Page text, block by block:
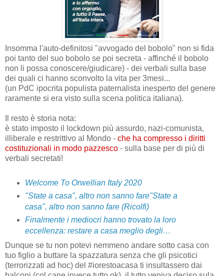
Insomma l'auto-definitosi "avvogado del bobolo" non si fida
poi tanto del suo bobolo se poi secreta - affinché il bobolo
non li possa conoscere/giudicare) - dei verbali sulla base
dei quali ci hanno sconvolto la vita per 3mesi...
(un PdC ipocrita populista paternalista inesperto del genere
raramente si era visto sulla scena politica italiana).
Il resto è storia nota:
è stato imposto il lockdown più assurdo, nazi-comunista,
illiberale e restrittivo al Mondo - che ha compresso i diritti
costituzionali in modo pazzesco - sulla base per di più di
verbali secretati!
Welcome To Orwellian Italy 2020
"State a casa", altro non sanno fare"State a
casa", altro non sanno fare (Ricolfi)
Finalmente i mediocri hanno trovato la loro
eccellenza: restare a casa meglio degli…
Dunque se tu non potevi nemmeno andare sotto casa con
tuo figlio a buttare la spazzatura senza che gli psicotici
(terrorizzati ad hoc) del #iorestoacasa ti insultassero dai